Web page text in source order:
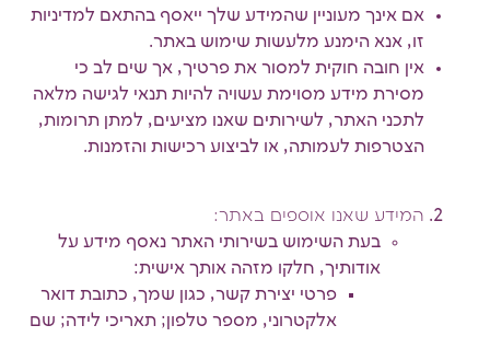
אם אינך מעוניין שהמידע שלך ייאסף בהתאם למדיניות
זו, אנא הימנע מלעשות שימוש באתר.
אין חובה חוקית למסור את פרטיך, אך שים לב כי
מסירת מידע מסוימת עשויה להיות תנאי לגישה מלאה
לתכני האתר, לשירותים שאנו מציעים, למתן תרומות,
הצטרפות לעמותה, או לביצוע רכישות והזמנות.
המידע שאנו אוספים באתר:
בעת השימוש בשירותי האתר נאסף מידע על
אודותיך, חלקו מזהה אותך אישית:
פרטי יצירת קשר, כגון שמך, כתובת דואר
אלקטרוני, מספר טלפון; תאריכי לידה; שם